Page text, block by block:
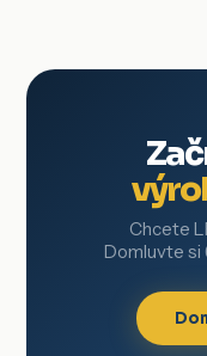
Chcete
Domluvte si